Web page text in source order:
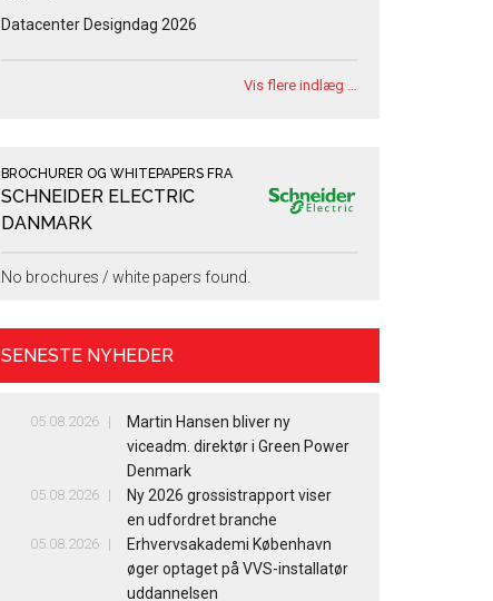
Datacenter Designdag 2026
Vis flere indlæg …
BROCHURER OG WHITEPAPERS FRA
SCHNEIDER ELECTRIC
DANMARK
No brochures / white papers found.
SENESTE NYHEDER
05.08.2026
Martin Hansen bliver ny
viceadm. direktør i Green Power
Denmark
05.08.2026
Ny 2026 grossistrapport viser
en udfordret branche
05.08.2026
Erhvervsakademi København
øger optaget på VVS-installatør
uddannelsen